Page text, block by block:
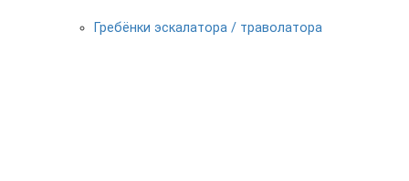
Гребёнки эскалатора / траволатора